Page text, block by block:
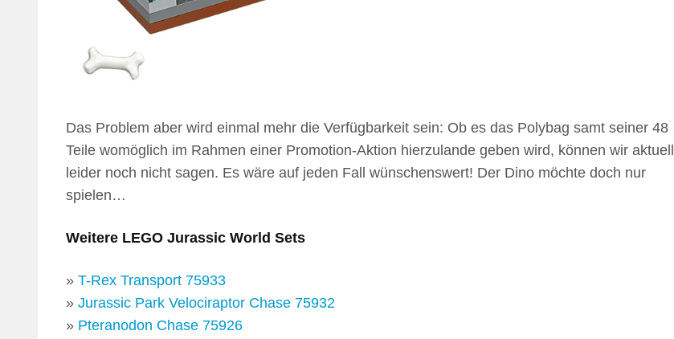
Das Problem aber wird einmal mehr die Verfügbarkeit sein: Ob es das Polybag samt seiner 48
Teile womöglich im Rahmen einer Promotion-Aktion hierzulande geben wird, können wir aktuell
leider noch nicht sagen. Es wäre auf jeden Fall wünschenswert! Der Dino möchte doch nur
spielen…
Weitere LEGO Jurassic World Sets
» T-Rex Transport 75933
» Jurassic Park Velociraptor Chase 75932
» Pteranodon Chase 75926